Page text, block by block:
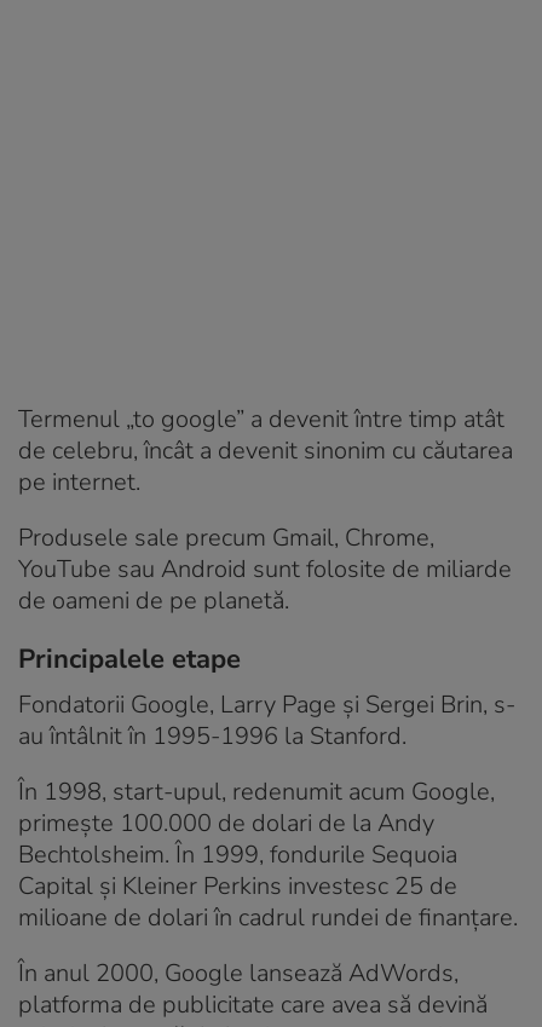
Termenul „to google” a devenit între timp atât
de celebru, încât a devenit sinonim cu căutarea
pe internet.
Produsele sale precum Gmail, Chrome,
YouTube sau Android sunt folosite de miliarde
de oameni de pe planetă.
Principalele etape
Fondatorii Google, Larry Page și Sergei Brin, s-
au întâlnit în 1995-1996 la Stanford.
În 1998, start-upul, redenumit acum Google,
primește 100.000 de dolari de la Andy
Bechtolsheim. În 1999, fondurile Sequoia
Capital și Kleiner Perkins investesc 25 de
milioane de dolari în cadrul rundei de finanțare.
În anul 2000, Google lansează AdWords,
platforma de publicitate care avea să devină